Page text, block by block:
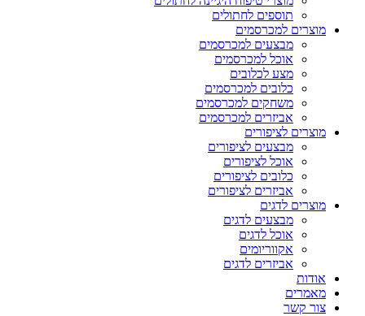
תוספים לחתולים
מוצרים למכרסמים
מבצעים למכרסמים
אוכל למכרסמים
מצע לכלובים
כלובים למכרסמים
משחקים למכרסמים
אביזרים למכרסמים
מוצרים לציפורים
מבצעים לציפורים
אוכל לציפורים
כלובים לציפורים
אביזרים לציפורים
מוצרים לדגים
מבצעים לדגים
אוכל לדגים
אקווריומים
אביזרים לדגים
אודות
מאמרים
צור קשר